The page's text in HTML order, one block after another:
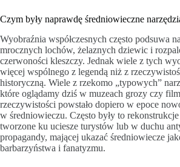
Czym były naprawdę średniowieczne
Wyobraźnia współczesnych często podsuwa
mrocznych lochów, żelaznych dziewic i
czerwoności kleszczy. Jednak wiele z tych
więcej wspólnego z legendą niż z
historyczną. Wiele z rzekomo „typowych”
które oglądamy dziś w muzeach grozy czy
rzeczywistości powstało dopiero w epoce
w średniowieczu. Często były to
tworzone ku uciesze turystów lub w duchu
propagandy, mającej ukazać średniowiecze
barbarzyństwa i fanatyzmu.